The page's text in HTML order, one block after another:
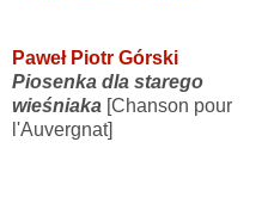
Paweł Piotr Górski
Piosenka dla starego
wieśniaka [Chanson pour
l'Auvergnat]